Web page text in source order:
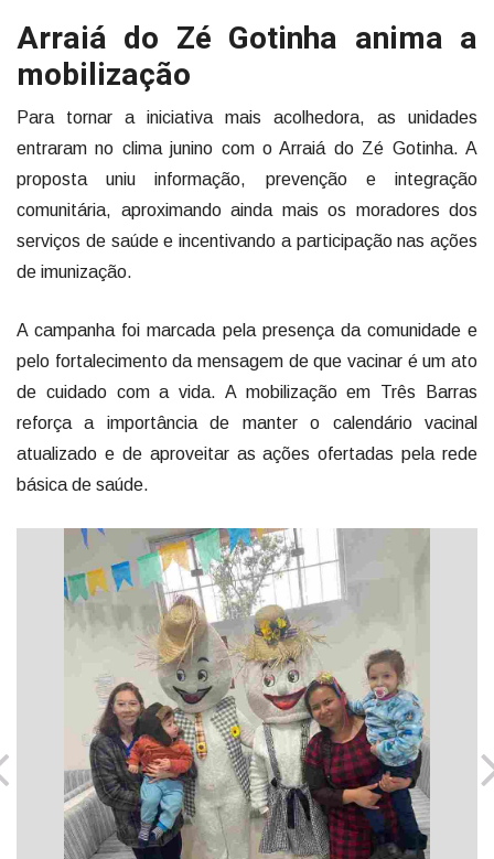
Arraiá do Zé Gotinha anima a
mobilização
Para tornar a iniciativa mais acolhedora, as unidades
entraram no clima junino com o Arraiá do Zé Gotinha. A
proposta uniu informação, prevenção e integração
comunitária, aproximando ainda mais os moradores dos
serviços de saúde e incentivando a participação nas ações
de imunização.
A campanha foi marcada pela presença da comunidade e
pelo fortalecimento da mensagem de que vacinar é um ato
de cuidado com a vida. A mobilização em Três Barras
reforça a importância de manter o calendário vacinal
atualizado e de aproveitar as ações ofertadas pela rede
básica de saúde.